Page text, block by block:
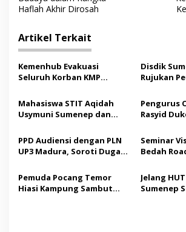
i
g
a
s
i
p
o
s
Haflah Akhir Dirosah
Artikel Terkait
Kemenhub Evakuasi
Seluruh Korban KMP
Operator Diaudit
Disdik
Rujukan
Pendidikan
Budaya
Mahasiswa STIT Aqidah
Usymuni Sumenep dan
Jenazah WNI Asal Aceh di
Malaysia
Pengurus
Rasyid
PPD Audiensi dengan PLN
UP3 Madura, Soroti Dugaan
Listrik Desa di Sumenep
Seminar
Bedah
Jadi Kunci
Pemuda Pocang Temor
Hiasi Kampung Sambut
Jelang
Sumenep